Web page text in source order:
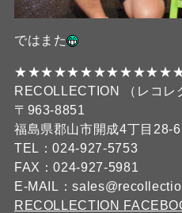
ではまた
RECOLLECTION （レコレ
〒963-8851
福島県郡山市開成4丁目28-6
TEL：024-927-5753
FAX：024-927-5981
E-MAIL：
RECOLLECTION